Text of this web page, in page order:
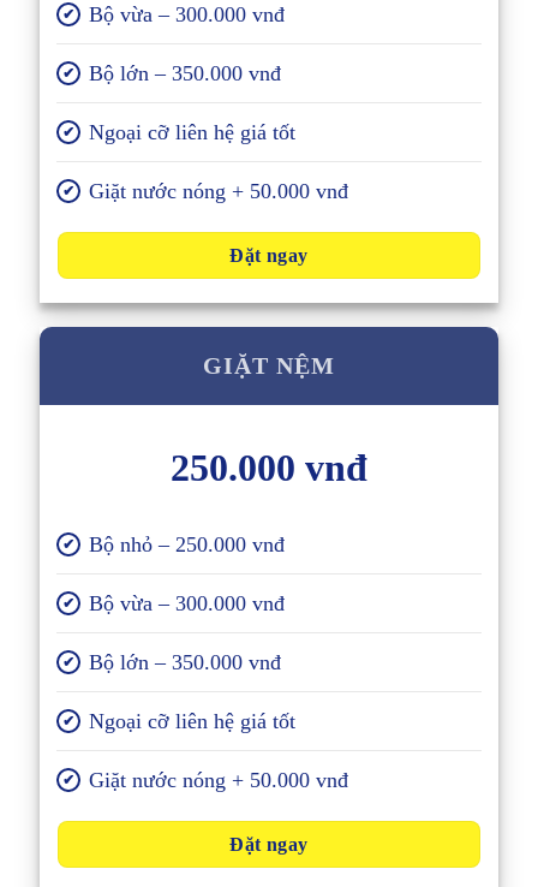
✔ Bộ vừa – 300.000 vnđ
✔ Bộ lớn – 350.000 vnđ
✔ Ngoại cỡ liên hệ giá tốt
✔ Giặt nước nóng + 50.000 vnđ
Đặt ngay
GIẶT NỆM
250.000 vnđ
✔ Bộ nhỏ – 250.000 vnđ
✔ Bộ vừa – 300.000 vnđ
✔ Bộ lớn – 350.000 vnđ
✔ Ngoại cỡ liên hệ giá tốt
✔ Giặt nước nóng + 50.000 vnđ
Đặt ngay